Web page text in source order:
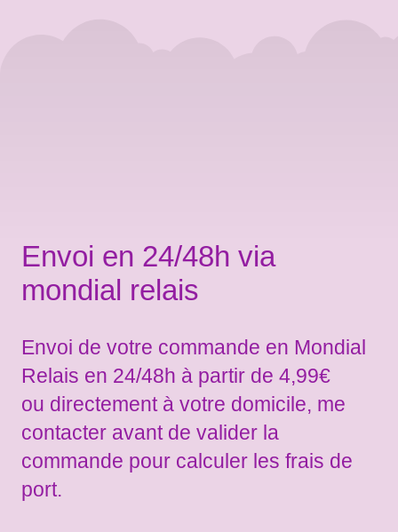
Envoi en 24/48h via
mondial relais
Envoi de votre commande en Mondial
Relais en 24/48h à partir de 4,99€
ou directement à votre domicile, me
contacter avant de valider la
commande pour calculer les frais de
port.